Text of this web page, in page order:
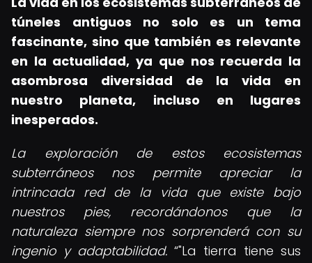
túneles antiguos no solo es un tema
fascinante, sino que también es relevante
en la actualidad, ya que nos recuerda la
asombrosa diversidad de la vida en
nuestro planeta, incluso en lugares
inesperados.
La exploración de estos ecosistemas
subterráneos nos permite apreciar la
intrincada red de la vida que existe bajo
nuestros pies, recordándonos que la
naturaleza siempre nos sorprenderá con su
ingenio y adaptabilidad.
"La tierra tiene sus